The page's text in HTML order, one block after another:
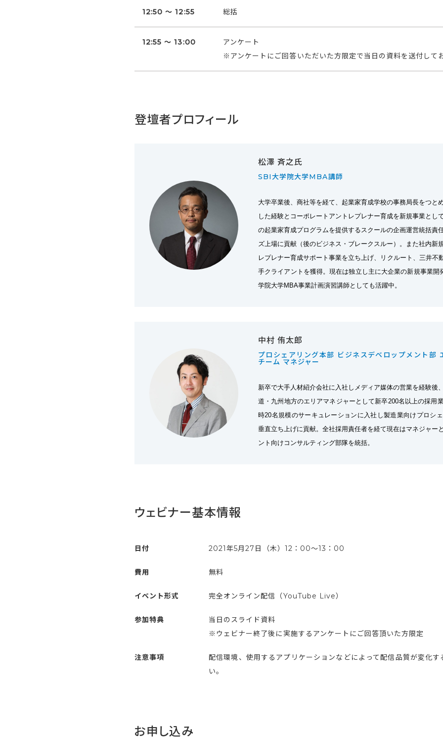
12:50 ～ 12:55 総括
12:55 ～ 13:00
アンケート
※アンケートにご回答いただいた方限定で当日の資料を送付して
登壇者プロフィール
松澤 斉之氏
SBI大学院大学MBA講師
大学卒業後、商社等を経て、起業家育成学校の事務局長をつと
した経験とコーポレートアントレプレナー育成を新規事業とし
の起業家育成プログラムを提供するスクールの企画運営統括責
ズ上場に貢献（後のビジネス・ブレークスルー）。また社内新
レプレナー育成サポート事業を立ち上げ、リクルート、三井不
手クライアントを獲得。現在は独立し主に大企業の新規事業開
学院大学MBA事業計画演習講師としても活躍中。
中村 侑太郎
プロシェアリング本部 ビジネスデベロップメント部
チーム マネジャー
新卒で大手人材紹介会社に入社しメディア媒体の営業を経験後
道・九州地方のエリアマネジャーとして新卒200名以上の採用
時20名規模のサーキュレーションに入社し製造業向けプロシ
垂直立ち上げに貢献。全社採用責任者を経て現在はマネジャー
ント向けコンサルティング部隊を統括。
ウェビナー基本情報
日付 2021年5月27日（木）12：00〜13：00
費用 無料
イベント形式 完全オンライン配信（YouTube Live）
参加特典
当日のスライド資料
※ウェビナー終了後に実施するアンケートにご回答頂いた方限定
注意事項
配信環境、使用するアプリケーションなどによって配信品質が変化
い。
お申し込み